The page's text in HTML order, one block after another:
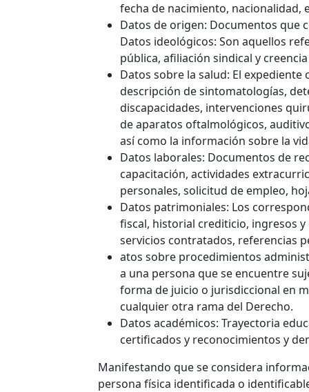
fecha de nacimiento, nacionalidad,
Datos de origen: Documentos que
Datos ideológicos: Son aquellos
pública, afiliación sindical y
Datos sobre la salud: El
descripción de sintomatologías,
discapacidades, intervenciones
de aparatos oftalmológicos,
así como la información sobre la
Datos laborales: Documentos de
capacitación, actividades
personales, solicitud de empleo,
Datos patrimoniales: Los
fiscal, historial crediticio, ingresos
servicios contratados, referencias
atos sobre procedimientos
a una persona que se encuentre
forma de juicio o jurisdiccional en
cualquier otra rama del Derecho.
Datos académicos: Trayectoria
certificados y reconocimientos y
Manifestando que se considera
persona física identificada o